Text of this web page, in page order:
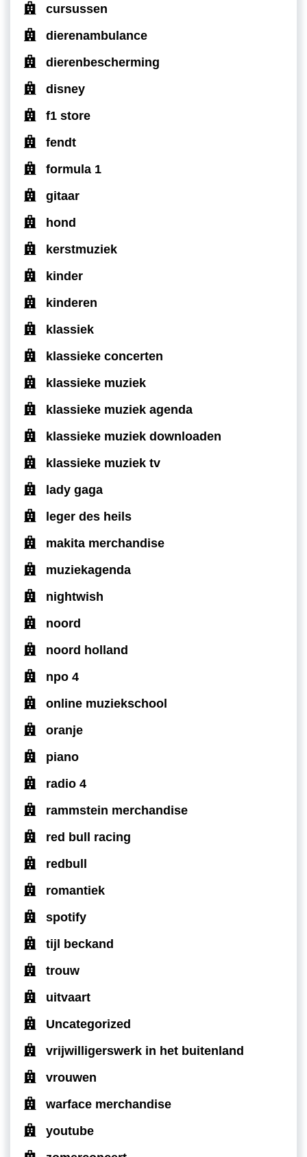
cursussen
dierenambulance
dierenbescherming
disney
f1 store
fendt
formula 1
gitaar
hond
kerstmuziek
kinder
kinderen
klassiek
klassieke concerten
klassieke muziek
klassieke muziek agenda
klassieke muziek downloaden
klassieke muziek tv
lady gaga
leger des heils
makita merchandise
muziekagenda
nightwish
noord
noord holland
npo 4
online muziekschool
oranje
piano
radio 4
rammstein merchandise
red bull racing
redbull
romantiek
spotify
tijl beckand
trouw
uitvaart
Uncategorized
vrijwilligerswerk in het buitenland
vrouwen
warface merchandise
youtube